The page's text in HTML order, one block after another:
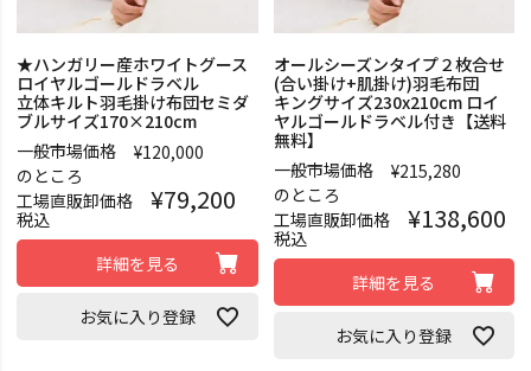
★ハンガリー産ホワイトグース
ロイヤルゴールドラベル
立体キルト羽毛掛け布団セミダ
ブルサイズ170×210cm
一般市場価格
¥120,000
のところ
工場直販卸価格
¥79,200
税込
詳細を見る
お気に入り登録
オールシーズンタイプ２枚合せ
(合い掛け+肌掛け)羽毛布団
キングサイズ230x210cm ロイ
ヤルゴールドラベル付き【送料
無料】
一般市場価格
¥215,280
のところ
工場直販卸価格
¥138,600
税込
詳細を見る
お気に入り登録